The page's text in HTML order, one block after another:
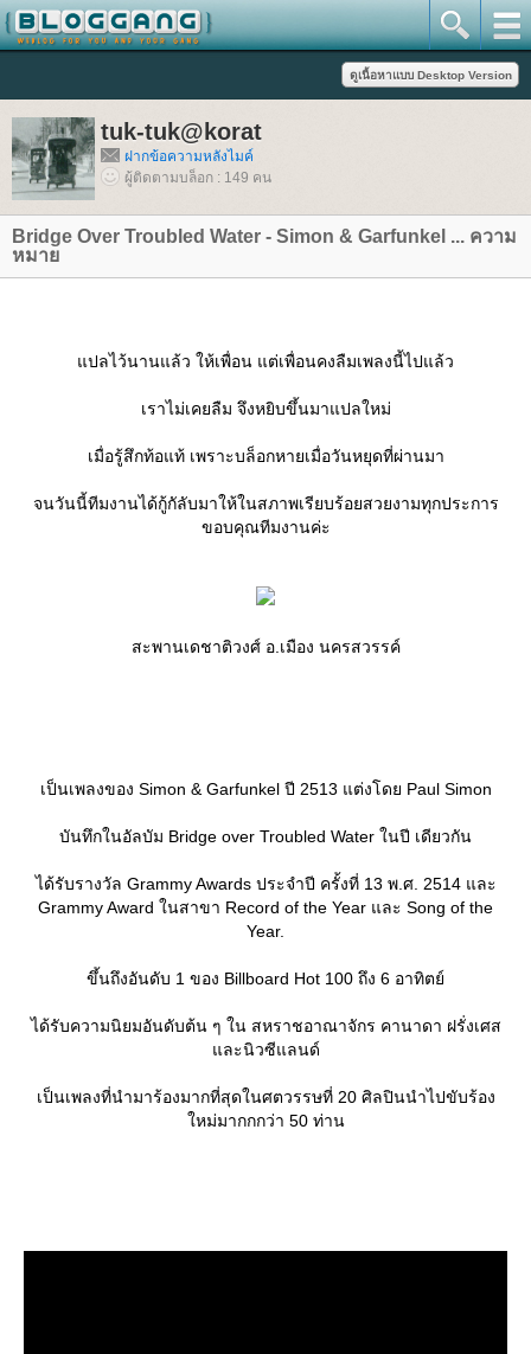
tuk-tuk@korat
ฝากข้อความหลังไมค์
ผู้ติดตามบล็อก : 149 คน
Bridge Over Troubled Water - Simon & Garfunkel ... ความ
หมา
ปลไว้นานแล้ว ให้เพื่อน แต่เพื่อนคงลืมเพลงนี้ไปแล้ว
เราไม่เคยลืม จึงหยิบขึ้นมาแปลใหม่
เมื่อรู้สึกท้อแท้ เพราะบล็อกหายเมื่อวันหยุดที่ผ่านมา
จนวันนี้ทีมงานได้กู้กัลับมาให้ในสภาพเรียบร้อยสวยงามทุกประการ
ขอบคุณทีมงานค่ะ
สะพานเดชาติวงศ์ อ.เมือง นครสวรรค์
เป็นเพลงของ Simon & Garfunkel ปี 2513 แต่งโดย Paul Simon
บันทึกในอัลบัม Bridge over Troubled Water ในปี เดียวกัน
ได้รับรางวัล Grammy Awards ประจำปี ครั้งที่ 13 พ.ศ. 2514 และ
Grammy Award ในสาขา Record of the Year และ Song of the
Year.
ขึ้นถึงอันดับ 1 ของ Billboard Hot 100 ถึง 6 อาทิตย์
ได้รับความนิยมอันดับต้น ๆ ใน สหราชอาณาจักร คานาดา ฝรั่งเศส
ละนิวซีแลนด์
เป็นเพลงที่นำมาร้องมากที่สุดในศตวรรษที่ 20 ศิลปินนำไปขับร้อง
หม่มากกกว่า 50 ท่าน